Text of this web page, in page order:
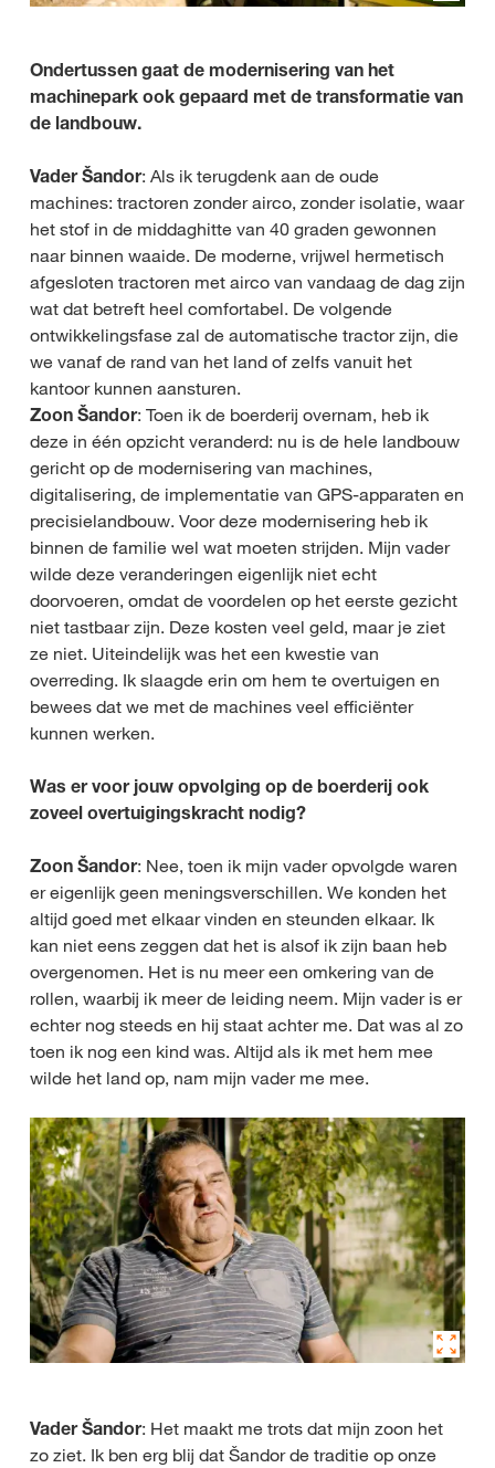
Ondertussen gaat de modernisering van het
machinepark ook gepaard met de transformatie van
de landbouw.
Vader Šandor: Als ik terugdenk aan de oude
machines: tractoren zonder airco, zonder isolatie, waar
het stof in de middaghitte van 40 graden gewonnen
naar binnen waaide. De moderne, vrijwel hermetisch
afgesloten tractoren met airco van vandaag de dag zijn
wat dat betreft heel comfortabel. De volgende
ontwikkelingsfase zal de automatische tractor zijn, die
we vanaf de rand van het land of zelfs vanuit het
kantoor kunnen aansturen.
Zoon Šandor: Toen ik de boerderij overnam, heb ik
deze in één opzicht veranderd: nu is de hele landbouw
gericht op de modernisering van machines,
digitalisering, de implementatie van GPS-apparaten en
precisielandbouw. Voor deze modernisering heb ik
binnen de familie wel wat moeten strijden. Mijn vader
wilde deze veranderingen eigenlijk niet echt
doorvoeren, omdat de voordelen op het eerste gezicht
niet tastbaar zijn. Deze kosten veel geld, maar je ziet
ze niet. Uiteindelijk was het een kwestie van
overreding. Ik slaagde erin om hem te overtuigen en
bewees dat we met de machines veel efficiënter
kunnen werken.
Was er voor jouw opvolging op de boerderij ook
zoveel overtuigingskracht nodig?
Zoon Šandor: Nee, toen ik mijn vader opvolgde waren
er eigenlijk geen meningsverschillen. We konden het
altijd goed met elkaar vinden en steunden elkaar. Ik
kan niet eens zeggen dat het is alsof ik zijn baan heb
overgenomen. Het is nu meer een omkering van de
rollen, waarbij ik meer de leiding neem. Mijn vader is er
echter nog steeds en hij staat achter me. Dat was al zo
toen ik nog een kind was. Altijd als ik met hem mee
wilde het land op, nam mijn vader me mee.
Vader Šandor: Het maakt me trots dat mijn zoon het
zo ziet. Ik ben erg blij dat Šandor de traditie op onze